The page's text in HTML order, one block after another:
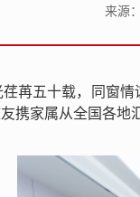
来源
苒五十载，同窗
携家属从全国各地